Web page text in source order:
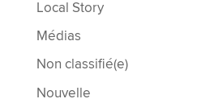
Local Story
Médias
Non classifié(e)
Nouvelle